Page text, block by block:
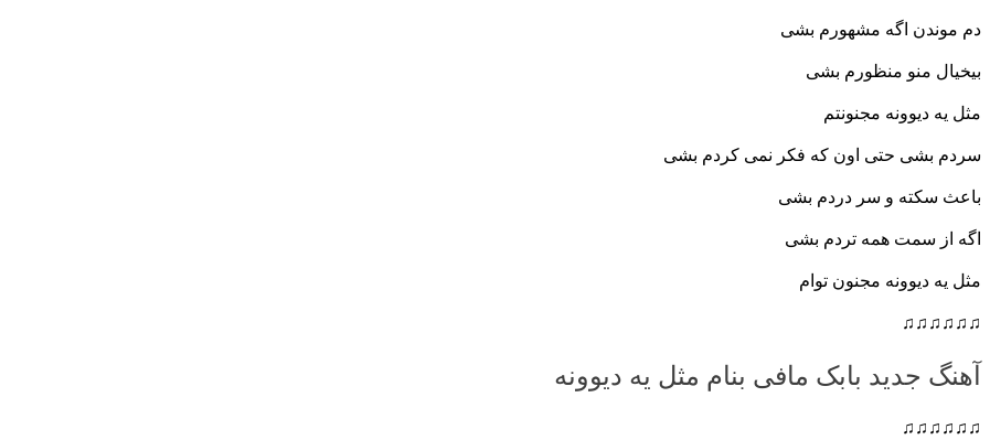
دم موندن اگه مشهورم بشی
بیخیال منو منظورم بشی
مثل یه دیوونه مجنونتم
سردم بشی حتی اون که فکر نمی کردم بشی
باعث سکته و سر دردم بشی
اگه از سمت همه تردم بشی
مثل یه دیوونه مجنون توام
♫♫♫♫♫♫
آهنگ جدید بابک مافی بنام مثل یه دیوونه
♫♫♫♫♫♫